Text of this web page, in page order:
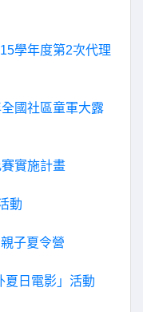
學年度第2次代理
國社區童軍大露
實施計畫
動
子夏令營
夏日電影」活動